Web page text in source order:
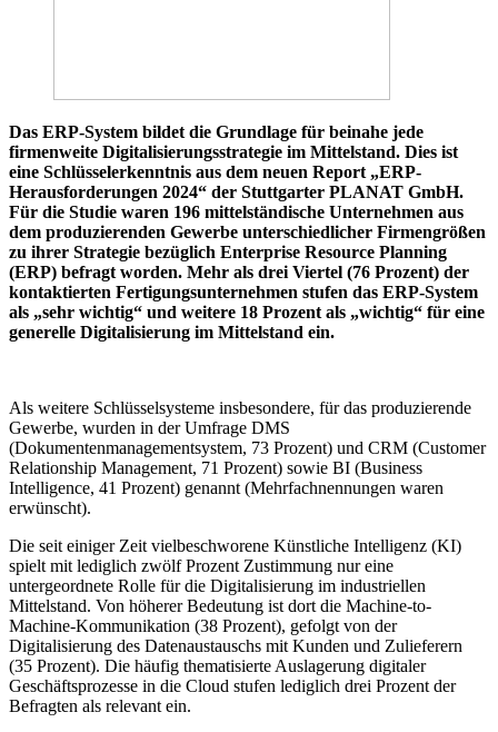
Das ERP-System bildet die Grundlage für beinahe jede
firmenweite Digitalisierungsstrategie im Mittelstand. Dies ist
eine Schlüsselerkenntnis aus dem neuen Report „ERP-
Herausforderungen 2024“ der Stuttgarter PLANAT GmbH.
Für die Studie waren 196 mittelständische Unternehmen aus
dem produzierenden Gewerbe unterschiedlicher Firmengrößen
zu ihrer Strategie bezüglich Enterprise Resource Planning
(ERP) befragt worden. Mehr als drei Viertel (76 Prozent) der
kontaktierten Fertigungsunternehmen stufen das ERP-System
als „sehr wichtig“ und weitere 18 Prozent als „wichtig“ für eine
generelle Digitalisierung im Mittelstand ein.
Als weitere Schlüsselsysteme insbesondere, für das produzierende
Gewerbe, wurden in der Umfrage DMS
(Dokumentenmanagementsystem, 73 Prozent) und CRM (Customer
Relationship Management, 71 Prozent) sowie BI (Business
Intelligence, 41 Prozent) genannt (Mehrfachnennungen waren
erwünscht).
Die seit einiger Zeit vielbeschworene Künstliche Intelligenz (KI)
spielt mit lediglich zwölf Prozent Zustimmung nur eine
untergeordnete Rolle für die Digitalisierung im industriellen
Mittelstand. Von höherer Bedeutung ist dort die Machine-to-
Machine-Kommunikation (38 Prozent), gefolgt von der
Digitalisierung des Datenaustauschs mit Kunden und Zulieferern
(35 Prozent). Die häufig thematisierte Auslagerung digitaler
Geschäftsprozesse in die Cloud stufen lediglich drei Prozent der
Befragten als relevant ein.